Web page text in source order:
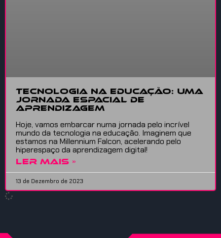
Tecnologia na Educação: Uma
Jornada Espacial de
Aprendizagem
Hoje, vamos embarcar numa jornada pelo incrível
mundo da tecnologia na educação. Imaginem que
estamos na Millennium Falcon, acelerando pelo
hiperespaço da aprendizagem digital!
LER MAIS »
13 de Dezembro de 2023